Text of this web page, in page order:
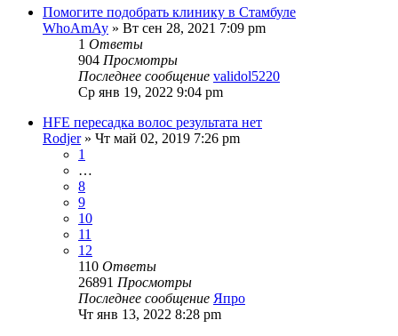
Помогите подобрать клинику в Стамбуле
WhoAmAy » Вт сен 28, 2021 7:09 pm
1 Ответы
904 Просмотры
Последнее сообщение validol5220
Ср янв 19, 2022 9:04 pm
HFE пересадка волос результата нет
Rodjer» Чт май 02, 2019 7:26 pm
1
…
8
9
10
11
12
110 Ответы
26891 Просмотры
Последнее сообщение Япро
Чт янв 13, 2022 8:28 pm